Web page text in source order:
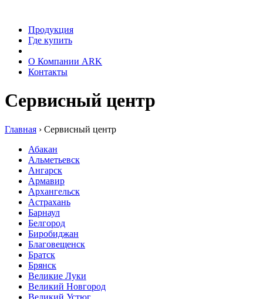
Продукция
Где купить
О Компании ARK
Контакты
Сервисный центр
Главная › Сервисный центр
Абакан
Альметьевск
Ангарск
Армавир
Архангельск
Астрахань
Барнаул
Белгород
Биробиджан
Благовещенск
Братск
Брянск
Великие Луки
Великий Новгород
Великий Устюг